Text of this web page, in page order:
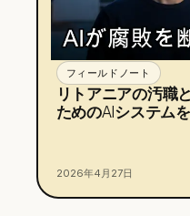
フィールドノート
リトアニアの汚職
ためのAIシステム
2026年4月27日